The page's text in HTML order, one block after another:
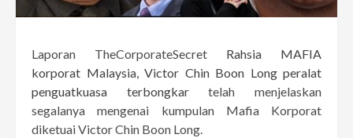
Laporan TheCorporateSecret Rahsia MAFIA
korporat Malaysia, Victor Chin Boon Long peralat
penguatkuasa terbongkartelah menjelaskan
segalanya mengenai kumpulan Mafia Korporat
diketuai Victor Chin Boon Long.